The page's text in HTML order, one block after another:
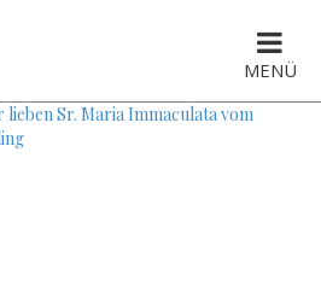
MENÜ
Sr. Maria Immaculata vom